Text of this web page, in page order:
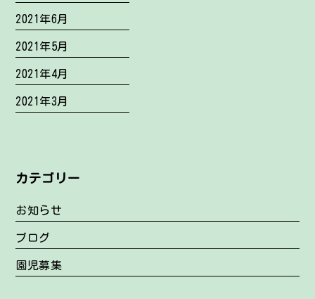
2021年6月
2021年5月
2021年4月
2021年3月
カテゴリー
お知らせ
ブログ
園児募集